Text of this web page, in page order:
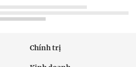
Chính trị